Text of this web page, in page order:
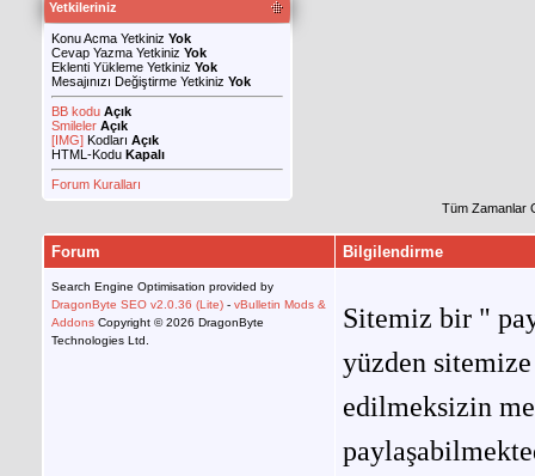
Yetkileriniz
Konu Acma Yetkiniz Yok
Cevap Yazma Yetkiniz Yok
Eklenti Yükleme Yetkiniz Yok
Mesajınızı Değiştirme Yetkiniz Yok
BB kodu Açık
Smileler Açık
[IMG] Kodları Açık
HTML-Kodu Kapalı
Forum Kuralları
Tüm Zamanlar
Forum Bilgilendirme
Search Engine Optimisation provided by
DragonByte SEO v2.0.36 (Lite) - vBulletin Mods &
Addons Copyright © 2026 DragonByte
Technologies Ltd.
Sitemiz bir "
yüzden
edilmeksizin